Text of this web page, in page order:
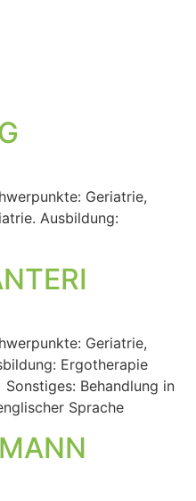
Geriatrie,
Ausbildung:
Geriatrie,
Ergotherapie
Behandlung in
Sprache